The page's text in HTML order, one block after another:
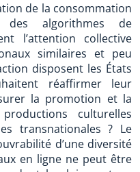
de la consommation
algorithmes de
l’attention collective
similaires et peu
disposent les États
réaffirmer leur
la promotion et la
culturelles
transnationales ? Le
d’une diversité
en ligne ne peut être